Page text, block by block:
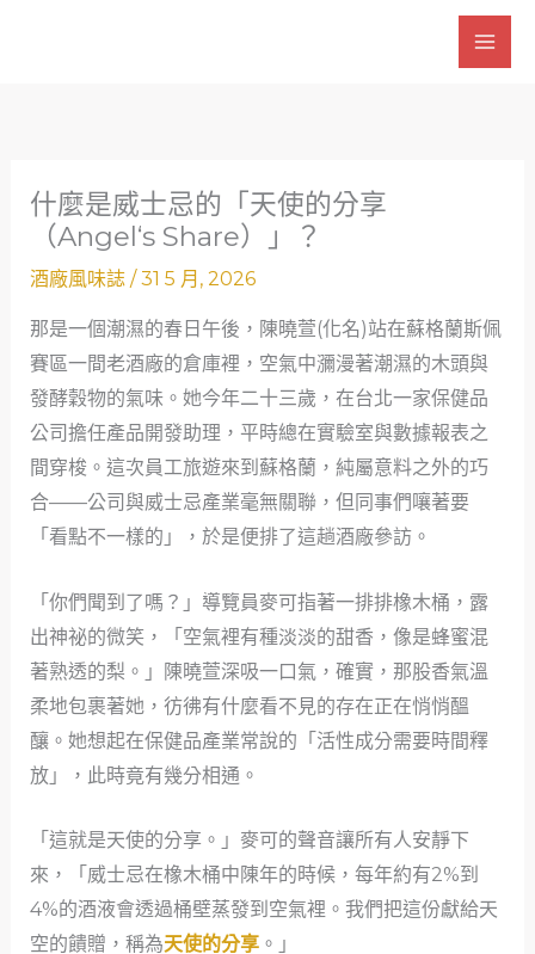
什麼是威士忌的「天使的分享
（Angel‘s Share）」？
酒廠風味誌/31 5 月, 2026
那是一個潮濕的春日午後，陳曉萱(化名)站在蘇格蘭斯佩
賽區一間老酒廠的倉庫裡，空氣中瀰漫著潮濕的木頭與
發酵穀物的氣味。她今年二十三歲，在台北一家保健品
公司擔任產品開發助理，平時總在實驗室與數據報表之
間穿梭。這次員工旅遊來到蘇格蘭，純屬意料之外的巧
合——公司與威士忌產業毫無關聯，但同事們嚷著要
「看點不一樣的」，於是便排了這趟酒廠參訪。
「你們聞到了嗎？」導覽員麥可指著一排排橡木桶，露
出神祕的微笑，「空氣裡有種淡淡的甜香，像是蜂蜜混
著熟透的梨。」陳曉萱深吸一口氣，確實，那股香氣溫
柔地包裹著她，彷彿有什麼看不見的存在正在悄悄醞
釀。她想起在保健品產業常說的「活性成分需要時間釋
放」，此時竟有幾分相通。
「這就是天使的分享。」麥可的聲音讓所有人安靜下
來，「威士忌在橡木桶中陳年的時候，每年約有2%到
4%的酒液會透過桶壁蒸發到空氣裡。我們把這份獻給天
空的饋贈，稱為天使的分享。」